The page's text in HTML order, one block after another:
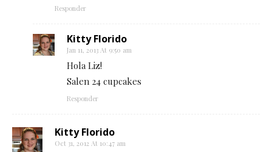
Responder
Kitty Florido
Jan 11, 2013 At 9:50 am
Hola Liz!
Salen 24 cupcakes
Responder
Kitty Florido
Oct 31, 2012 At 10:47 am